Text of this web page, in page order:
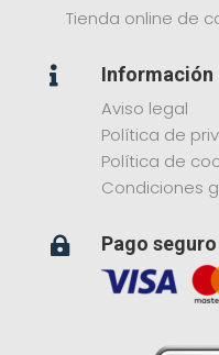
Tienda online de

Información
Aviso legal
Política de
Política de
Condiciones
 Pago seguro